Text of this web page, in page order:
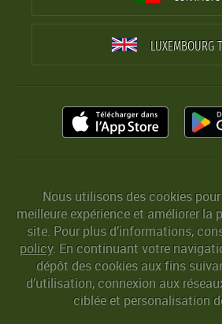
LUXEMBOURG
Nous utilisons des cookies
meilleure expérience et améliorer la
site. Pour plus d’informations,
policy. En continuant votre
dépôt des cookies aux fins
d’utilisation, connexion aux
ciblée et personalisation